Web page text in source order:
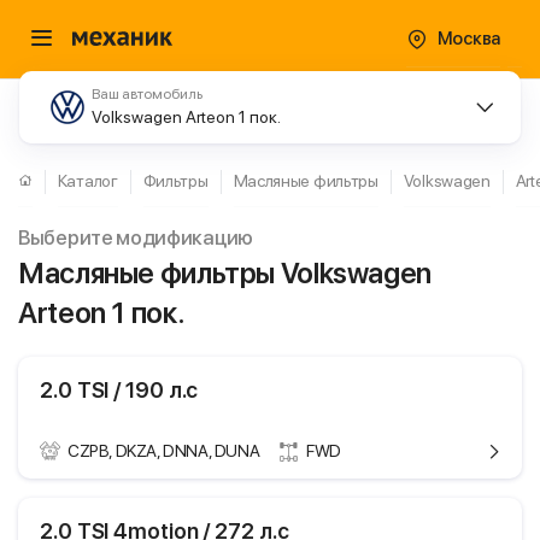
Москва
Ваш автомобиль
Volkswagen Arteon 1 пок.
Каталог Фильтры Масляные фильтры Volkswagen
Выберите модификацию
Масляные фильтры Volkswagen
Arteon 1 пок.
2.0 TSI / 190 л.с
CZPB, DKZA, DNNA, DUNA FWD
Volkswagen Arteon
2.0 TSI 4motion / 272 л.с